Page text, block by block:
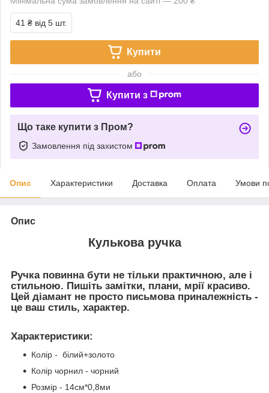
41 ₴ від 5 шт.
Купити
або
Купити з
Що таке купити з Пром?
Замовлення під захистом
Опис Характеристики Доставка Оплата Умови
Опис
Кулькова ручка
Ручка повинна бути не тільки практичною, але і
стильною. Пишіть замітки, плани, мрії красиво.
Цей діамант не просто письмова приналежність -
це ваш стиль, характер.
Характеристики:
Колір - білий+золото
Колір чорнил - чорний
Розмір - 14см*0,8ми